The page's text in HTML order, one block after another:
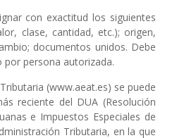
con exactitud los siguientes
clase, cantidad, etc.); origen,
documentos unidos. Debe
persona autorizada.
(www.aeat.es) se puede
reciente del DUA (Resolución
e Impuestos Especiales de
Tributaria, en la que